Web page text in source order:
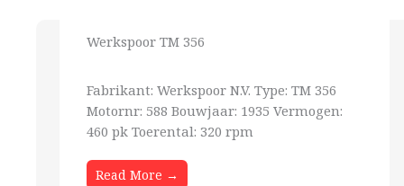
Werkspoor TM 356
Fabrikant: Werkspoor N.V. Type: TM 356
Motornr: 588 Bouwjaar: 1935 Vermogen:
460 pk Toerental: 320 rpm
Read More →